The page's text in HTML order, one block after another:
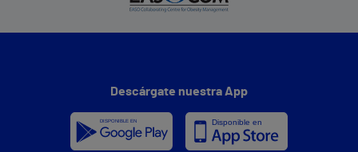
Descárgate nuestra App